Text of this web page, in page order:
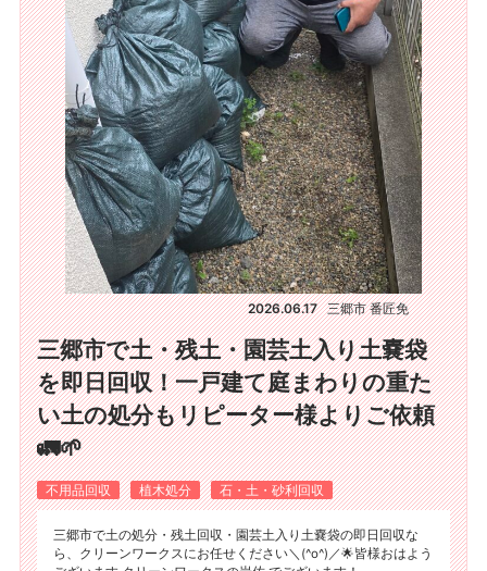
2026.06.17 三郷市 番匠免
三郷市で土・残土・園芸土入り土嚢袋
を即日回収！一戸建て庭まわりの重た
い土の処分もリピーター様よりご依頼
🚛🌱
不用品回収 植木処分 石・土・砂利回収
三郷市で土の処分・残土回収・園芸土入り土嚢袋の即日回収な
ら、クリーンワークスにお任せください＼(^o^)／🌟皆様おはよう